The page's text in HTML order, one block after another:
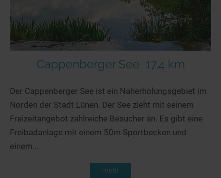
Cappenberger See 17,4 km
Der Cappenberger See ist ein Naherholungsgebiet im
Norden der Stadt Lünen. Der See zieht mit seinem
Freizeitangebot zahlreiche Besucher an. Es gibt eine
Freibadanlage mit einem 50m Sportbecken und
einem...
mehr